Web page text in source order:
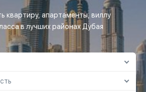
квартиру, апартаменты, виллу
в лучших районах Дубая